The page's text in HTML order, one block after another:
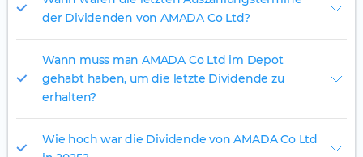
der Dividenden von AMADA Co Ltd?
Wann muss man AMADA Co Ltd im Depot
gehabt haben, um die letzte Dividende zu
erhalten?
Wie hoch war die Dividende von AMADA Co Ltd